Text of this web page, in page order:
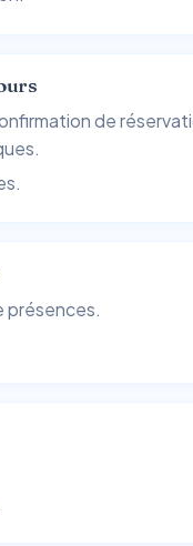
de
présences.